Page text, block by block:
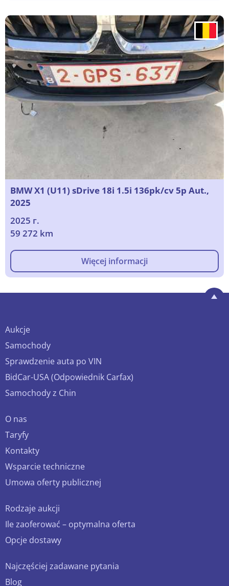
BMW X1 (U11) sDrive 18i 1.5i 136pk/cv 5p Aut.,
2025
2025 г.
59 272 km
Więcej informacji
Aukcje
Samochody
Sprawdzenie auta po VIN
BidCar-USA (Odpowiednik Carfax)
Samochody z Chin
O nas
Taryfy
Kontakty
Wsparcie techniczne
Umowa oferty publicznej
Rodzaje aukcji
Ile zaoferować – optymalna oferta
Opcje dostawy
Najczęściej zadawane pytania
Blog